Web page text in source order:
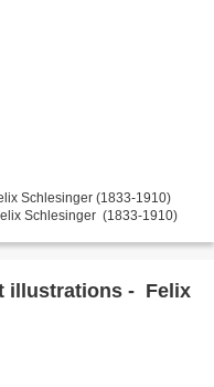
Schlesinger (1833-1910)
lièvres en peinture et illustrations - Felix Schlesinger (1833-1910)
- Felix